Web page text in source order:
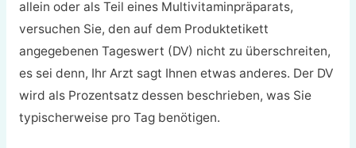
allein oder als Teil eines Multivitaminpräparats,
versuchen Sie, den auf dem Produktetikett
angegebenen Tageswert (DV) nicht zu überschreiten,
es sei denn, Ihr Arzt sagt Ihnen etwas anderes. Der DV
wird als Prozentsatz dessen beschrieben, was Sie
typischerweise pro Tag benötigen.